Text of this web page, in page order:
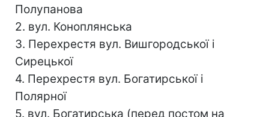
Полупанова
2. вул. Коноплянська
3. Перехрестя вул. Вишгородської і
Сирецької
4. Перехрестя вул. Богатирської і
Полярної
5. вул. Богатирська (перед постом на